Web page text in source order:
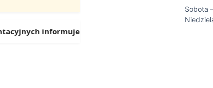
informuje: Od 1 lipca można składać wnioski o
Sobota